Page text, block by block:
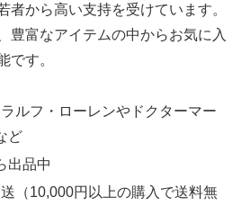
者から高い支持を受けています。
豊富なアイテムの中からお気に入
です。
ラルフ・ローレンやドクターマー
ど
出品中
（10,000円以上の購入で送料無